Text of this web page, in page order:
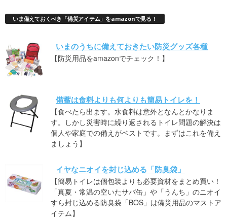
いま備えておくべき「備災アイテム」をamazonで見る！
いまのうちに備えておきたい防災グッズ各種
【防災用品をamazonでチェック！】
備蓄は食料よりも何よりも簡易トイレを！
【食べたら出ます。水食料は意外となんとかなりま
す。しかし災害時に繰り返されるトイレ問題の解決は
個人や家庭での備えがベストです。まずはこれを備え
ましょう】
イヤなニオイを封じ込める「防臭袋」
【簡易トイレは個包装よりも必要資材をまとめ買い！
「真夏・常温の空いたサバ缶」や「うんち」のニオイ
すら封じ込める防臭袋「BOS」は備災用品のマストア
イテム】